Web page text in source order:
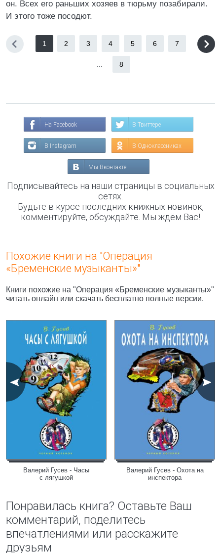
он. Всех его раньших хозяев в тюрьму позабирали.
И этого тоже посодют.
1 2 3 4 5 6 7
8
На Facebook В Твиттере
В Instagram В Одноклассниках
Мы Вконтакте
Подписывайтесь на наши страницы в социальных
сетях.
Будьте в курсе последних книжных новинок,
комментируйте, обсуждайте. Мы ждём Вас!
Похожие книги на "Операция
«Бременские музыканты»"
Книги похожие на "Операция «Бременские музыканты»"
читать онлайн или скачать бесплатно полные версии.
Валерий Гусев - Часы
с лягушкой
Валерий Гусев - Охота на
инспектора
Понравилась книга? Оставьте Ваш
комментарий, поделитесь
впечатлениями или расскажите
друзьям